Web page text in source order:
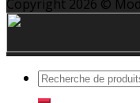
Copyright 2026 ©